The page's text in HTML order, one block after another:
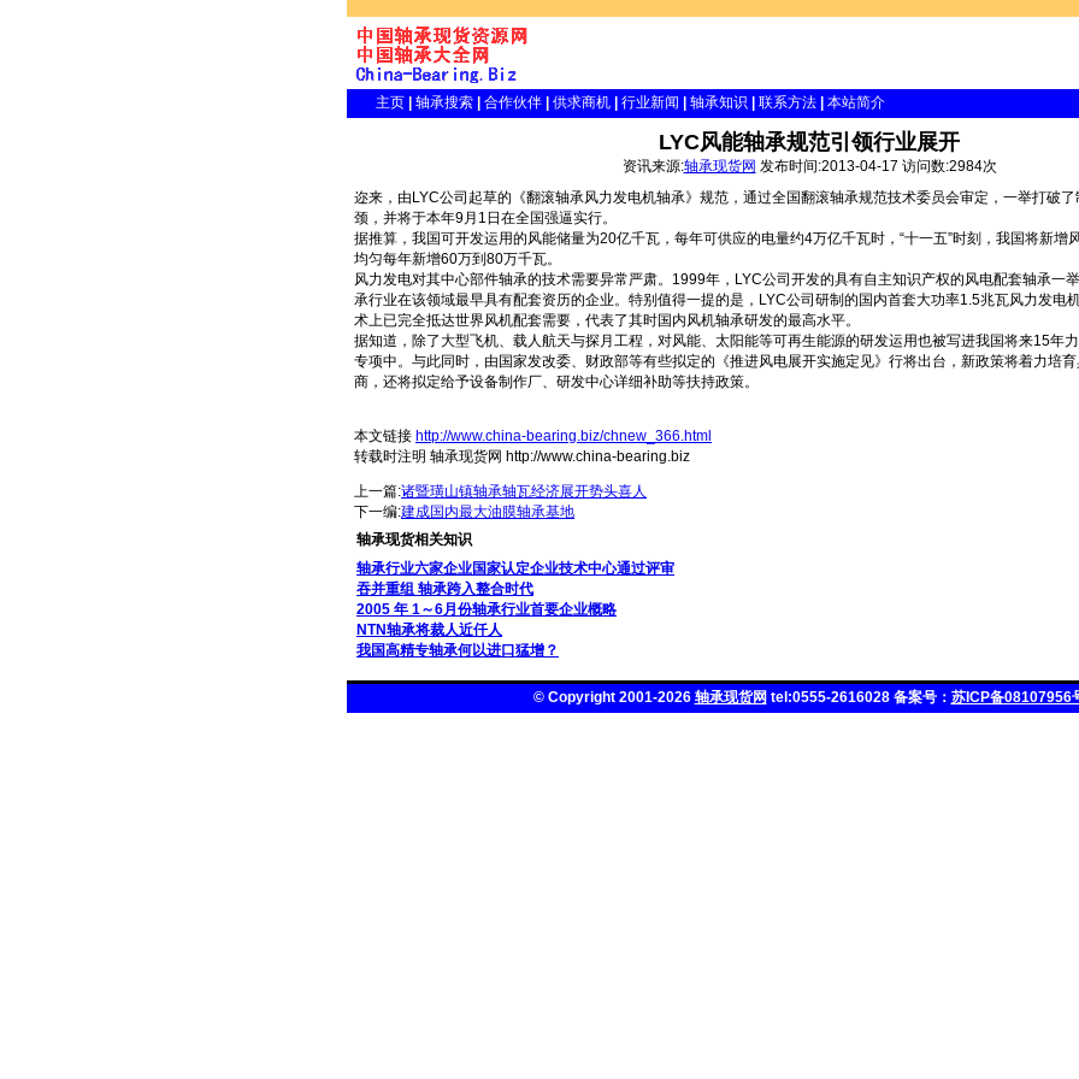
主页 轴承搜索 合作伙伴 供求商机 行业新闻 轴承知识 联系方法 本站简介
LYC风能轴承规范引领行业展开
资讯来源:轴承现货网 发布时间:2013-04-17 访问数:2984次
迩来，由LYC公司起草的《翻滚轴承风力发电机轴承》规范，通过全国翻滚轴承规范技术委员会审定，一举打破
颈，并将于本年9月1日在全国强逼实行。
据推算，我国可开发运用的风能储量为20亿千瓦，每年可供应的电量约4万亿千瓦时，“十一五”时刻，我国将新增
均匀每年新增60万到80万千瓦。
风力发电对其中心部件轴承的技术需要异常严肃。1999年，LYC公司开发的具有自主知识产权的风电配套轴承一
承行业在该领域最早具有配套资历的企业。特别值得一提的是，LYC公司研制的国内首套大功率1.5兆瓦风力发电
术上已完全抵达世界风机配套需要，代表了其时国内风机轴承研发的最高水平。
据知道，除了大型飞机、载人航天与探月工程，对风能、太阳能等可再生能源的研发运用也被写进我国将来15年
专项中。与此同时，由国家发改委、财政部等有些拟定的《推进风电展开实施定见》行将出台，新政策将着力培
商，还将拟定给予设备制作厂、研发中心详细补助等扶持政策。
本文链接 http://www.china-bearing.biz/chnew_366.html
转载时注明 轴承现货网 http://www.china-bearing.biz
上一篇:诸暨璜山镇轴承轴瓦经济展开势头喜人
下一编:建成国内最大油膜轴承基地
轴承现货相关知识
轴承行业六家企业国家认定企业技术中心通过评审
吞并重组 轴承跨入整合时代
2005 年 1～6月份轴承行业首要企业概略
NTN轴承将裁人近仟人
我国高精专轴承何以进口猛增？
© Copyright 2001-2026 轴承现货网 tel:0555-2616028 备案号： 苏ICP备08107956